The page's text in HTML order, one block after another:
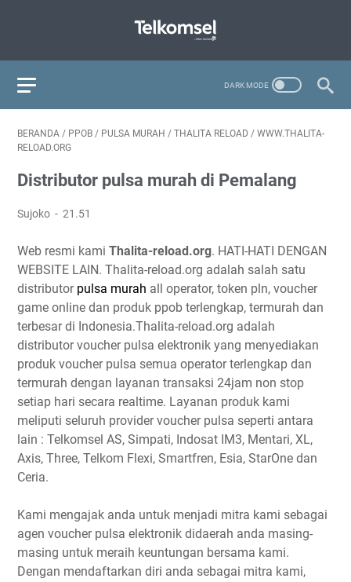
BERANDA / PPOB / PULSA MURAH / THALITA RELOAD / WWW.THALITA-
RELOAD.ORG
Distributor pulsa murah di Pemalang
Sujoko 21.51
Web resmi kami Thalita-reload.org. HATI-HATI DENGAN
WEBSITE LAIN. Thalita-reload.org adalah salah satu
distributor pulsa murah all operator, token pln, voucher
game online dan produk ppob terlengkap, termurah dan
terbesar di Indonesia.Thalita-reload.org adalah
distributor voucher pulsa elektronik yang menyediakan
produk voucher pulsa semua operator terlengkap dan
termurah dengan layanan transaksi 24jam non stop
setiap hari secara realtime. Layanan produk kami
meliputi seluruh provider voucher pulsa seperti antara
lain : Telkomsel AS, Simpati, Indosat IM3, Mentari, XL,
Axis, Three, Telkom Flexi, Smartfren, Esia, StarOne dan
Ceria.
Kami mengajak anda untuk menjadi mitra kami sebagai
agen voucher pulsa elektronik didaerah anda masing-
masing untuk meraih keuntungan bersama kami.
Dengan mendaftarkan diri anda sebagai mitra kami,